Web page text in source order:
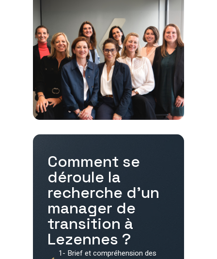
Comment se
déroule la
recherche d'un
manager de
transition à
Lezennes ?
1- Brief et compréhension des